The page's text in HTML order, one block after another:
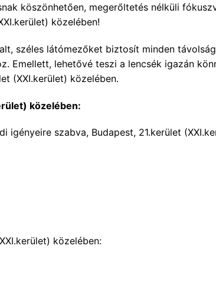
köszönhetően, megerőltetés nélküli
közelében!
széles látómezőket biztosít minden
Emellett, lehetővé teszi a lencsék igazán
(XXI.kerület) közelében.
közelében:
szabva, Budapest, 21.kerület
közelében: